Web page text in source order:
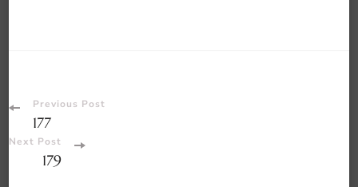
Post
Navigation
Previous Post
177
Next Post
179